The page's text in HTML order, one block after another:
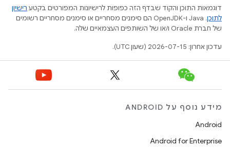
דוגמאות התוכן והקוד שבדף הזה כפופות לרישיונות המפורטים בקטע רישיון
לתוכן
.‏ Java ו-OpenJDK הם סימנים מסחריים או סימנים מסחריים רשומים
של חברת Oracle ו/או של השותפים העצמאיים שלה.
עדכון אחרון: 2026-07-15 (שעון UTC).
מידע נוסף על ANDROID
Android
Android for Enterprise